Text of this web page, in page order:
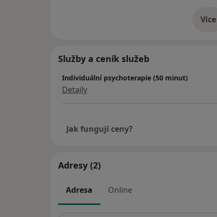
Více
o
Služby a ceník služeb
Individuální psychoterapie (50 minut)
Detaily
Jak fungují ceny?
Adresy (2)
Adresa Online